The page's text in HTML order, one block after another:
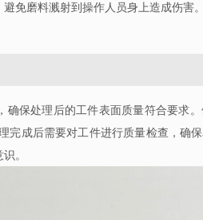
免磨料溅射到操作人员身上造成伤害
确保处理后的工件表面质量符合要求
完成后需要对工件进行质量检查，确
。